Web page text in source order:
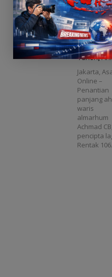
Bandung…
Hak Cipta
Terkatung
Tahun,
Achmad
Minta
Hadir
Jakarta,
Online –
Penantian
panjang
waris
almarhum
Achmad CB,
pencipta
Rentak